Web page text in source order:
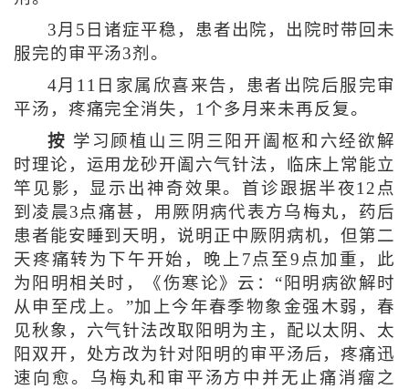
3月5日诸症平稳，患者出院，出院时带回未
服完的审平汤3剂。
4月11日家属欣喜来告，患者出院后服完审
平汤，疼痛完全消失，1个多月来未再反复。
按 学习顾植山三阴三阳开阖枢和六经欲解
时理论，运用龙砂开阖六气针法，临床上常能立
竿见影，显示出神奇效果。首诊跟据半夜12点
到凌晨3点痛甚，用厥阴病代表方乌梅丸，药后
患者能安睡到天明，说明正中厥阴病机，但第二
天疼痛转为下午开始，晚上7点至9点加重，此
为阳明相关时，《伤寒论》云：“阳明病欲解时
从申至戌上。”加上今年春季物象金强木弱，春
见秋象，六气针法改取阳明为主，配以太阴、太
阳双开，处方改为针对阳明的审平汤后，疼痛迅
速向愈。乌梅丸和审平汤方中并无止痛消瘤之